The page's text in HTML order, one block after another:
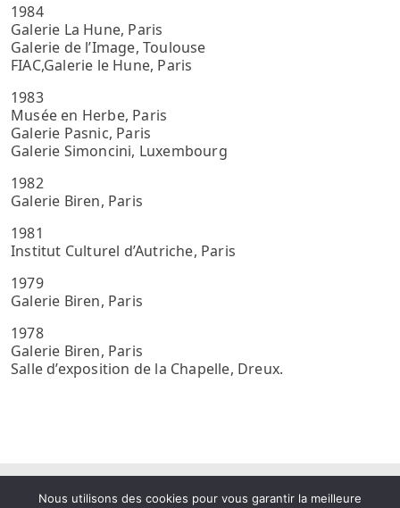
1984
Galerie La Hune, Paris
Galerie de l’Image, Toulouse
FIAC,Galerie le Hune, Paris
1983
Musée en Herbe, Paris
Galerie Pasnic, Paris
Galerie Simoncini, Luxembourg
1982
Galerie Biren, Paris
1981
Institut Culturel d’Autriche, Paris
1979
Galerie Biren, Paris
1978
Galerie Biren, Paris
Salle d’exposition de la Chapelle, Dreux.
Nous utilisons des cookies pour vous garantir la meilleure